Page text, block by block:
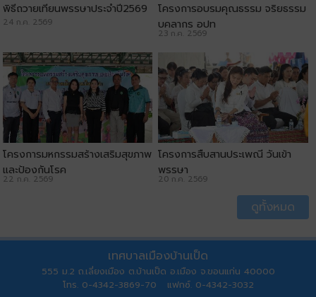
พิธีถวายเทียนพรรษาประจำปี2569
24 ก.ค. 2569
โครงการอบรมคุณธรรม จริยธรรม
บุคลากร อปท
23 ก.ค. 2569
โครงการมหกรรมสร้างเสริมสุขภาพ
และป้องกันโรค
22 ก.ค. 2569
โครงการสืบสานประเพณี วันเข้า
พรรษา
20 ก.ค. 2569
ดูทั้งหมด
เทศบาลเมืองบ้านเป็ด
555 ม.2 ถ.เลี่ยงเมือง ต.บ้านเป็ด อ.เมือง จ.ขอนแก่น 40000
โทร. 0-4342-3869-70 แฟกซ์. 0-4342-3032